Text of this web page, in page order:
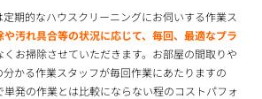
期的なハウスクリーニングにお伺いする作業ス
や汚れ具合等の状況に応じて、毎回、最適なプラ
くお掃除させていただきます。お部屋の間取りや
かる作業スタッフが毎回作業にあたりますの
発の作業とは比較にならない程のコストパフォ